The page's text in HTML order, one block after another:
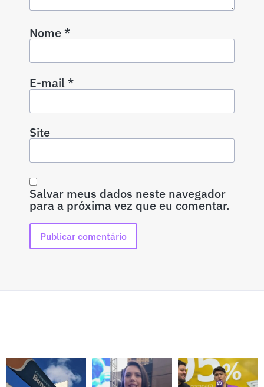
Nome*
E-mail*
Site
Salvar meus dados neste navegador
para a próxima vez que eu comentar.